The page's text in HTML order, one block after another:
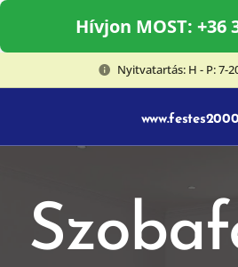
Hívjon MOST: +36
Nyitvatartás: H - P: 7-